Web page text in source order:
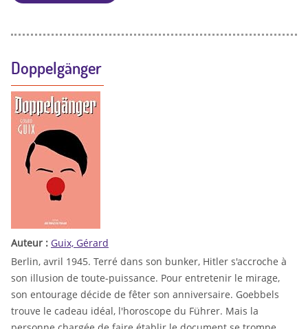
Doppelgänger
Auteur : Guix, Gérard
Berlin, avril 1945. Terré dans son bunker, Hitler s'accroche à
son illusion de toute-puissance. Pour entretenir le mirage,
son entourage décide de fêter son anniversaire. Goebbels
trouve le cadeau idéal, l'horoscope du Führer. Mais la